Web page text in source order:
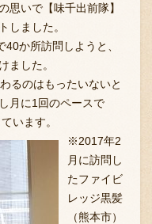
せ
覧
募集
思いで【味千出前隊】
しました。
か所訪問しようと、
ました。
るのはもったいないと
月に1回のペースで
います。
※2017年2
月に訪問し
たファイビ
レッジ黒髪
（熊本市）